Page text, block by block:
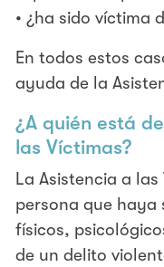
• ¿ha sido víctima
En todos estos
ayuda de la
¿A quién está
las Víctimas?
La Asistencia a
persona que haya
físicos,
de un delito